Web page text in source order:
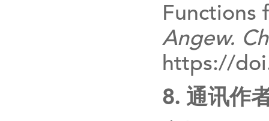
Functions
Angew.
https://
8. 通讯作